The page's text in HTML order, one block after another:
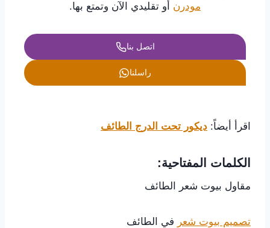
مودرن أو تقليدي الآن وتمتع بها.
اتصل بنا
راسلنا
اقرأ أيضاً: ديكور تحت الدرج الطائف
الكلمات المفتاحية:
مقاول بيوت شعر الطائف
تصميم بيوت شعر في الطائف